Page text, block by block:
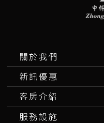
關於我們
新訊優惠
客房介紹
服務設施